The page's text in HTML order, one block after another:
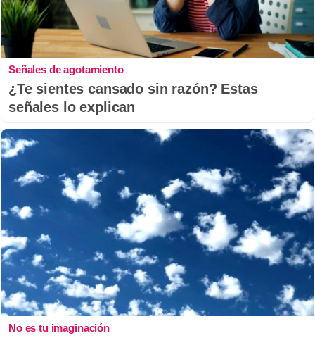
Señales de agotamiento
¿Te sientes cansado sin razón? Estas
señales lo explican
No es tu imaginación